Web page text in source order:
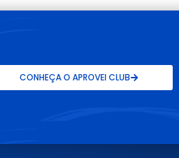
CONHEÇA O APROVEI CLUB